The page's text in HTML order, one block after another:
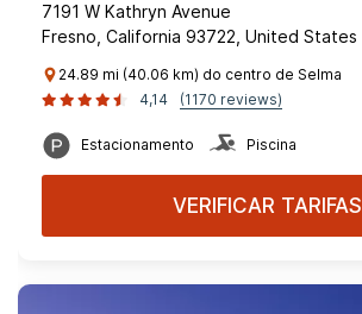
7191 W Kathryn Avenue
Fresno, California 93722, United States
24.89 mi (40.06 km) do centro de Selma
4,14
(1170 reviews)
Estacionamento Piscina
VERIFICAR TARIFAS